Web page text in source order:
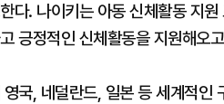
다. 나이키는 아동 신체활동 지
긍정적인 신체활동을 지원해오
국, 네덜란드, 일본 등 세계적인